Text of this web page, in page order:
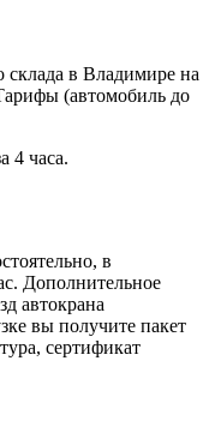
в Владимире на
(автомобиль до
4 часа.
в
Дополнительное
автокрана
вы получите пакет
сертификат